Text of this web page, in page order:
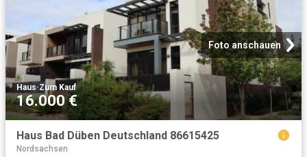
Foto anschauen
Haus·Zum Kauf
16.000 €
Haus Bad Düben Deutschland 86615425
Nordsachsen